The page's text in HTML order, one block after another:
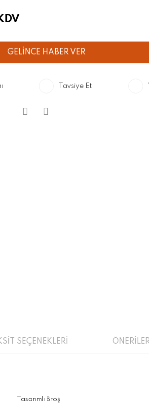
GELİNCE HABER VER
Tavsiye Et
SEÇENEKLERİ
Tasarımlı Broş